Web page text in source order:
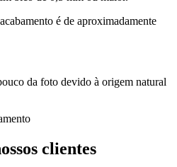
é de aproximadamente
da foto devido à origem natural
clientes